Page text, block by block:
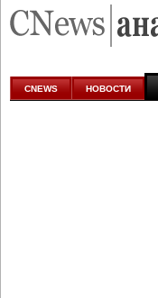
аналитике
CNEWS НОВОСТИ